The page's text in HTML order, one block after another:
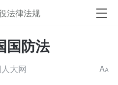
法律法规
国防法
大网 AA